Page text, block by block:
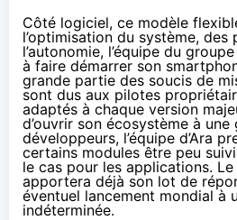
Côté logiciel, ce modèle
l’optimisation du système, des
l’autonomie, l’équipe du
à faire démarrer son
grande partie des soucis de
sont dus aux pilotes
adaptés à chaque version
d’ouvrir son écosystème à une
développeurs, l’équipe d’Ara
certains modules être peu
le cas pour les applications.
apportera déjà son lot de
éventuel lancement mondial à
indéterminée.